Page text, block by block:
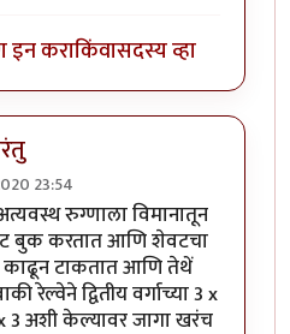
इन कराकिंवासदस्य व्हा
23:54
रुग्णाला विमानातून
बुक करतात आणि शेवटचा
टाकतात आणि तेथें
रेल्वेने द्वितीय वर्गाच्या 3 x
3 अशी केल्यावर जागा खरंच